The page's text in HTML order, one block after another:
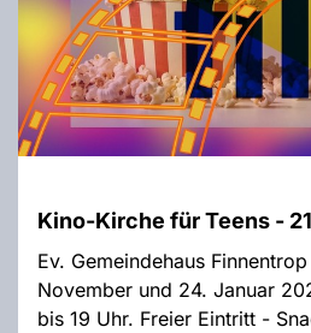
Kino-Kirche für Teens -
Ev. Gemeindehaus
November und 24. Januar
bis 19 Uhr. Freier Eintritt -